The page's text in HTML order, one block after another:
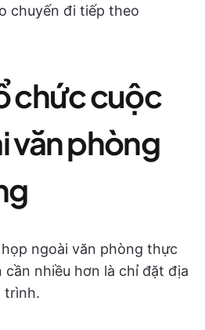
chuyến đi tiếp theo
chức cuộc
văn phòng
ngoài văn phòng thực
nhiều hơn là chỉ đặt địa
trình.